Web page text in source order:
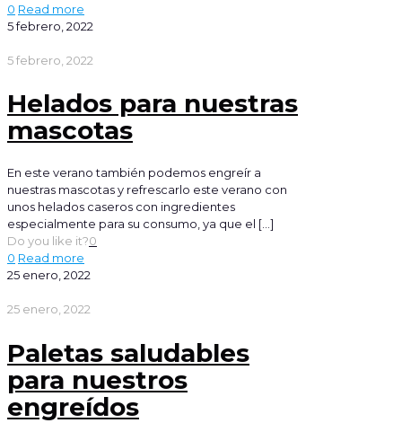
0 Read more
5 febrero, 2022
5 febrero, 2022
Helados para nuestras
mascotas
En este verano también podemos engreír a
nuestras mascotas y refrescarlo este verano con
unos helados caseros con ingredientes
especialmente para su consumo, ya que el […]
Do you like it?0
0 Read more
25 enero, 2022
25 enero, 2022
Paletas saludables
para nuestros
engreídos